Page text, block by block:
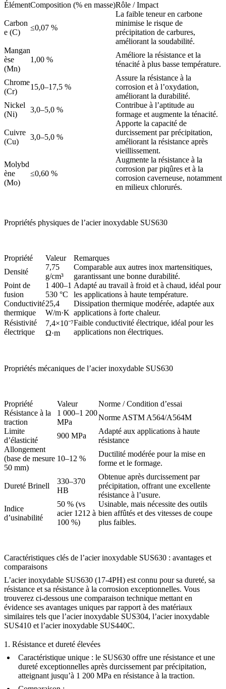
ÉlémentComposition (% en masse)Rôle / Impact
Carbon
e (C)
≤0,07 %
La faible teneur en carbone
minimise le risque de
précipitation de carbures,
améliorant la soudabilité.
Mangan
èse
(Mn)
1,00 %
Améliore la résistance et la
ténacité à plus basse température.
Chrome
(Cr)
15,0–17,5 %
Assure la résistance à la
corrosion et à l’oxydation,
améliorant la durabilité.
Nickel
(Ni)
3,0–5,0 %
Contribue à l’aptitude au
formage et augmente la ténacité.
Cuivre
(Cu)
3,0–5,0 %
Apporte la capacité de
durcissement par précipitation,
améliorant la résistance après
vieillissement.
Molybd
ène
(Mo)
≤0,60 %
Augmente la résistance à la
corrosion par piqûres et à la
corrosion caverneuse, notamment
en milieux chlorurés.
Propriétés physiques de l’acier inoxydable SUS630
Propriété Valeur
Remarques
Densité
7,75
g/cm³
Comparable aux autres inox martensitiques,
garantissant une bonne durabilité.
Point de
fusion
1 400–1
530 °C
Adapté au travail à froid et à chaud, idéal pour
les applications à haute température.
Conductivité
thermique
25,4
W/m·K
Dissipation thermique modérée, adaptée aux
applications à forte chaleur.
Résistivité
électrique
7,4×10⁻⁷
Ω·m
Faible conductivité électrique, idéal pour les
applications non électriques.
Propriétés mécaniques de l’acier inoxydable SUS630
Propriété Valeur
Norme / Condition d’essai
Résistance à la
traction
1 000–1 200
MPa
Norme ASTM A564/A564M
Limite
d’élasticité
900 MPa
Adapté aux applications à haute
résistance
Allongement
(base de mesure
50 mm)
10–12 %
Ductilité modérée pour la mise en
forme et le formage.
Dureté Brinell
330–370
HB
Obtenue après durcissement par
précipitation, offrant une excellente
résistance à l’usure.
Indice
d’usinabilité
50 % (vs
acier 1212 à
100 %)
Usinable, mais nécessite des outils
bien affûtés et des vitesses de coupe
plus faibles.
Caractéristiques clés de l’acier inoxydable SUS630 : avantages et
comparaisons
L’acier inoxydable SUS630 (17-4PH) est connu pour sa dureté, sa
résistance et sa résistance à la corrosion exceptionnelles. Vous
trouverez ci-dessous une comparaison technique mettant en
évidence ses avantages uniques par rapport à des matériaux
similaires tels que l’acier inoxydable SUS304, l’acier inoxydable
SUS410 et l’acier inoxydable SUS440C.
1. Résistance et dureté élevées
Caractéristique unique : le SUS630 offre une résistance et une
dureté exceptionnelles après durcissement par précipitation,
atteignant jusqu’à 1 200 MPa en résistance à la traction.